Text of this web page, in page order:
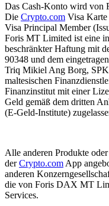
Das Cash-Konto wird von
Die Crypto.com Visa
Visa Principal Member
Foris MT Limited ist eine
beschränkter Haftung mit
90348 und dem
Triq Mikiel Ang Borg,
maltesischen
Finanzinstitut mit einer
Geld gemäß dem dritten
(E-Geld-Institute)
Alle anderen Produkte
derCrypto.com App
anderen
die von Foris DAX MT
Services.